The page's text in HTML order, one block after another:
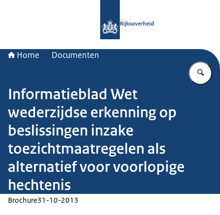
Rijksoverheid
Home Documenten
Informatieblad Wet
wederzijdse erkenning op
beslissingen inzake
toezichtmaatregelen als
alternatief voor voorlopige
hechtenis
Brochure31-10-2013